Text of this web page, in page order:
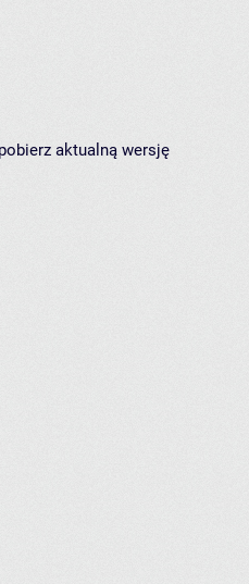
aktualną wersję